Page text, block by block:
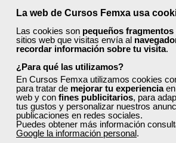
La web de Cursos Femxa usa
Las cookies son pequeños fragmentos
sitios web que visitas envía al
recordar información sobre tu visita.
¿Para qué las utilizamos?
En Cursos Femxa utilizamos cookies
para tratar de mejorar tu experienciaen
web y con fines publicitarios, para
tus gustos y personalizar nuestros
publicaciones en redes sociales.
Puedes obtener más información
Google la información personal.
Si
No, completaré mi perfil más
Newsletter
Si, quiero recibir información sobre
exclusivas y recursos para el
Términos y condiciones
He leído y acepto la Política de
Registrarse